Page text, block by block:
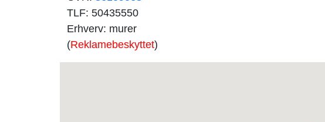
TLF: 50435550
Erhverv: murer
(Reklamebeskyttet)